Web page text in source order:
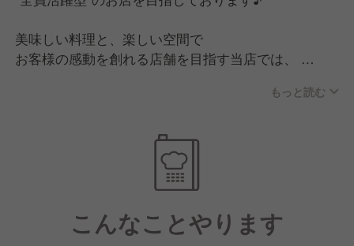
美味しい料理と、楽しい空間で
お客様の感動を創れる店舗を目指す当店では、
日々どうやったら感動を創れるのかみんなで考えてい
それを実現するためには、もちろん
基本的な調理技術、オペレーション力、接客力などが
目標に向かって自身が何をしていくべきなのか考え
もっと読む
こんなことやります